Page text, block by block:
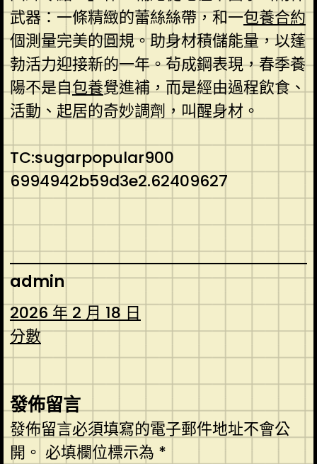
武器：一條精緻的蕾絲絲帶，和一包養合約
個測量完美的圓規。助身材積儲能量，以蓬
勃活力迎接新的一年。茍成鋼表現，春季養
陽不是自包養覺進補，而是經由過程飲食、
活動、起居的奇妙調劑，叫醒身材。
TC:sugarpopular900
6994942b59d3e2.62409627
admin
2026 年 2 月 18 日
分數
發佈留言
發佈留言必須填寫的電子郵件地址不會公
開。 必填欄位標示為 *